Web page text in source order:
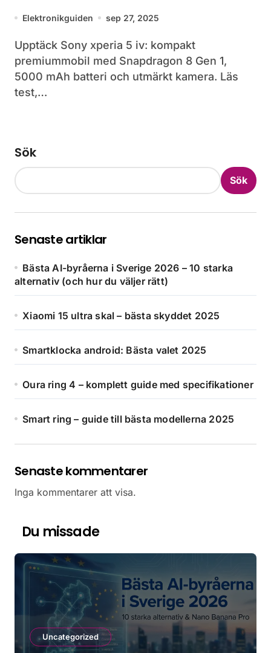
Elektronikguiden sep 27, 2025
Upptäck Sony xperia 5 iv: kompakt
premiummobil med Snapdragon 8 Gen 1,
5000 mAh batteri och utmärkt kamera. Läs
test,…
Sök
Sök
Senaste artiklar
Bästa AI-byråerna i Sverige 2026 – 10 starka
alternativ (och hur du väljer rätt)
Xiaomi 15 ultra skal – bästa skyddet 2025
Smartklocka android: Bästa valet 2025
Oura ring 4 – komplett guide med specifikationer
Smart ring – guide till bästa modellerna 2025
Senaste kommentarer
Inga kommentarer att visa.
Du missade
Uncategorized